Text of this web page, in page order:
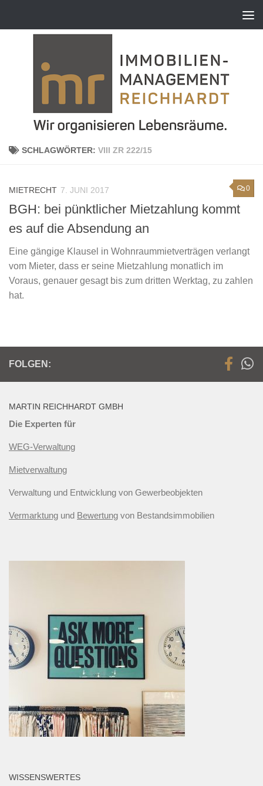
SCHLAGWÖRTER: VIII ZR 222/15
0
MIETRECHT 7. JUNI 2017
BGH: bei pünktlicher Mietzahlung kommt
es auf die Absendung an
Eine gängige Klausel in Wohnraummietverträgen verlangt
vom Mieter, dass er seine Mietzahlung monatlich im
Voraus, genauer gesagt bis zum dritten Werktag, zu zahlen
hat.
FOLGEN:
MARTIN REICHHARDT GMBH
Die Experten für
WEG-Verwaltung
Mietverwaltung
Verwaltung und Entwicklung von Gewerbeobjekten
Vermarktung und Bewertung von Bestandsimmobilien
WISSENSWERTES